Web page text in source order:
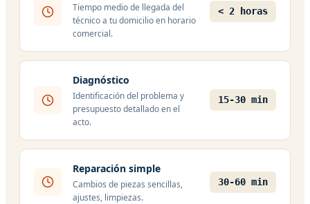
Tiempo medio de llegada del
técnico a tu domicilio en horario
comercial.
< 2 horas
Diagnóstico
Identificación del problema y
presupuesto detallado en el
acto.
15-30 min
Reparación simple
Cambios de piezas sencillas,
ajustes, limpiezas.
30-60 min